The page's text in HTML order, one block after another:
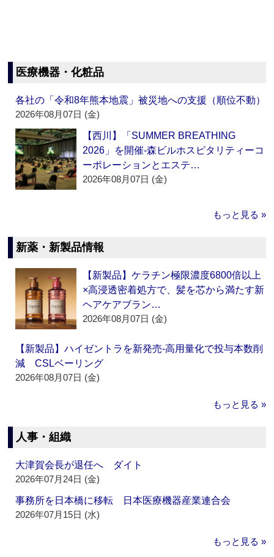
医療機器・化粧品
各社の「令和8年熊本地震」被災地への支援（順位不動）
2026年08月07日 (金)
【西川】「SUMMER BREATHING
2026」を開催‐森ビルホスピタリティーコ
ーポレーションとエステ…
2026年08月07日 (金)
もっと見る »
新薬・新製品情報
【新製品】ケラチン極限濃度6800倍以上
×高浸透密着処方で、髪を芯から満たす新
ヘアケアブラン…
2026年08月07日 (金)
【新製品】ハイゼントラを新発売‐高用量化で投与本数削
減 CSLベーリング
2026年08月07日 (金)
もっと見る »
人事・組織
大津賀会長が退任へ ダイト
2026年07月24日 (金)
事務所を日本橋に移転 日本医療機器産業連合会
2026年07月15日 (水)
もっと見る »